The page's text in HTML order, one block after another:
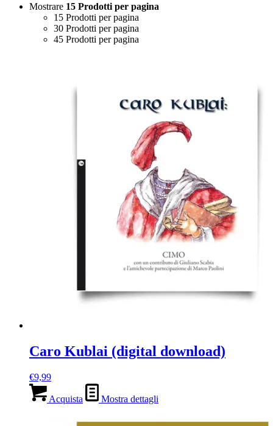
Mostrare 15 Prodotti per pagina
15 Prodotti per pagina
30 Prodotti per pagina
45 Prodotti per pagina
Caro Kublai (digital download)
€9,99
Acquista Mostra dettagli